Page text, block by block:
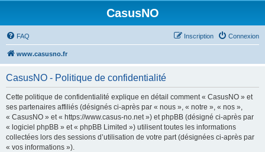
CasusNO
FAQ Connexion
Inscription
www.casusno.fr
CasusNO - Politique de confidentialité
Cette politique de confidentialité explique en détail comment « CasusNO » et
ses partenaires affiliés (désignés ci-après par « nous », « notre », « nos »,
« CasusNO » et « https://www.casus-no.net ») et phpBB (désigné ci-après par
« logiciel phpBB » et « phpBB Limited ») utilisent toutes les informations
collectées lors des sessions d’utilisation de votre part (désignées ci-après par
« vos informations »).